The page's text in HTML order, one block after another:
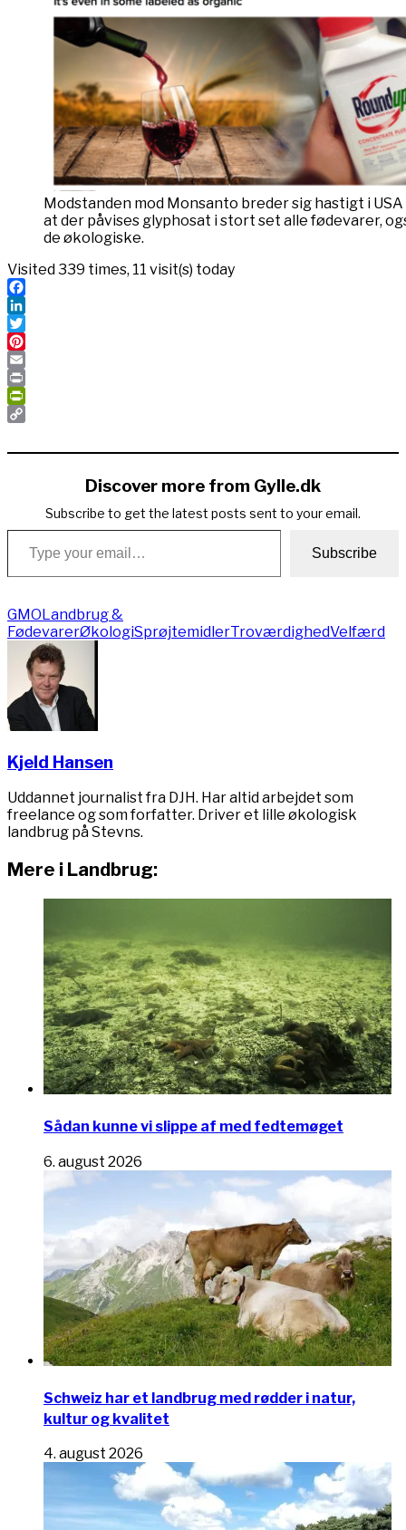
Modstanden mod Monsanto breder sig hastigt i
at der påvises glyphosat i stort set alle fødevarer,
de økologiske.
Visited 339 times, 11 visit(s) today
Facebook
LinkedIn
Twitter
Pinterest
Email
Print
PrintFriendly
Link
Discover more from Gylle.dk
Subscribe to get the latest posts sent to your email.
Type your email…
Subscribe
GMOLandbrug &
FødevarerØkologiSprøjtemidlerTroværdighedVelfærd
Kjeld Hansen
Uddannet journalist fra DJH. Har altid arbejdet som
freelance og som forfatter. Driver et lille økologisk
landbrug på Stevns.
Mere i Landbrug:
Sådan kunne vi slippe af med fedtemøget
6. august 2026
Schweiz har et landbrug med rødder i natur,
kultur og kvalitet
4. august 2026